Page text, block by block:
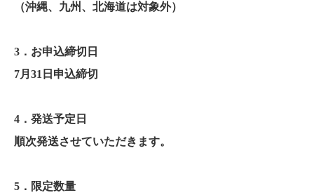
（沖縄、九州、北海道は対象外）
3．お申込締切日
7月31日申込締切
4．発送予定日
順次発送させていただきます。
5．限定数量